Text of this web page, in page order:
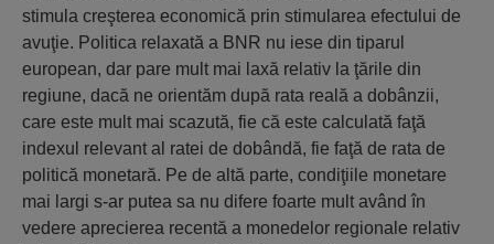
stimula creşterea economică prin stimularea efectului de
avuţie. Politica relaxată a BNR nu iese din tiparul
european, dar pare mult mai laxă relativ la ţările din
regiune, dacă ne orientăm după rata reală a dobânzii,
care este mult mai scazută, fie că este calculată faţă
indexul relevant al ratei de dobândă, fie faţă de rata de
politică monetară. Pe de altă parte, condiţiile monetare
mai largi s-ar putea sa nu difere foarte mult având în
vedere aprecierea recentă a monedelor regionale relativ